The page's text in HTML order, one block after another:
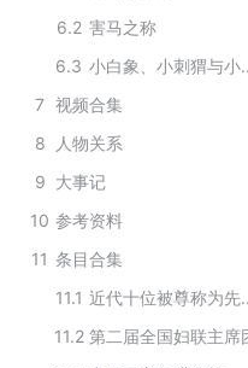
6.2 害马之称
6.3
小白象
7 视频合集
8
人物关系
9 大事记
10 参考资料
11 条目合集
11.1
近代十位
11.2 第二届全国妇联主席